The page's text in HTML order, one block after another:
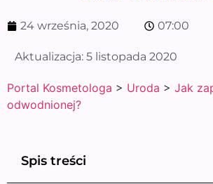
24 września, 2020 07:00
Aktualizacja: 5 listopada 2020
Portal Kosmetologa > Uroda > Jak
odwodnionej?
Spis treści